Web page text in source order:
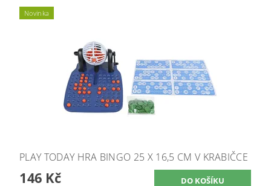
Novinka
PLAY TODAY HRA BINGO 25 X 16,5 CM V KRABIČCE
146 Kč